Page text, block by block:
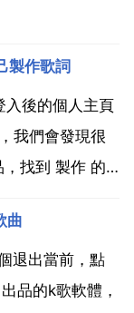
製作歌詞
入後的個人主頁
我們會發現很
找到 製作 的
歌曲作品會得
亮的封面吧...
曲
退出當前，點
品的k歌軟體，